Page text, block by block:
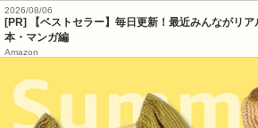
2026/08/06
[PR] 【ベストセラー】毎日更新！最近みんながリ
本・マンガ編
Amazon